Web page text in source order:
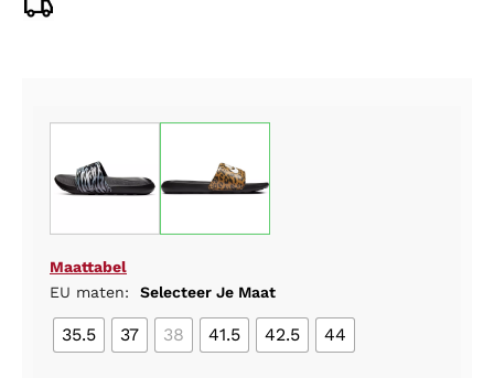
Maattabel
EU maten:
Selecteer Je Maat
35.5 37 38 41.5 42.5 44